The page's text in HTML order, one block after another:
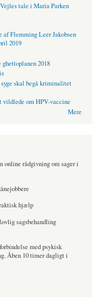
tale i Maria Parken
Flemming Leer Jakobsen
2019
2018
skal begå kriminalitet
vildlede om HPV-vaccine
Mere
online rådgivning om sager i
hjælp
sagsbehandling
med psykisk
Åben 10 timer dagligt i